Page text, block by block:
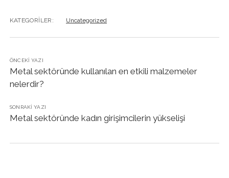
KATEGORILER: Uncategorized
ÖNCEKI YAZI
Metal sektöründe kullanılan en etkili malzemeler
nelerdir?
SONRAKI YAZI
Metal sektöründe kadın girişimcilerin yükselişi